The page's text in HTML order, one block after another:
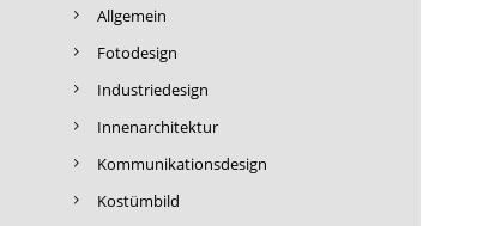
Allgemein
Fotodesign
Industriedesign
Innenarchitektur
Kommunikationsdesign
Kostümbild